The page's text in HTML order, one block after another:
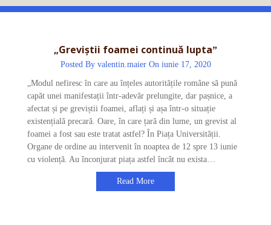
„Greviștii foamei continuă luptaˮ
Posted By valentin.maier On iunie 17, 2020
„Modul nefiresc în care au înțeles autoritățile române să pună
capăt unei manifestații într-adevăr prelungite, dar pașnice, a
afectat și pe greviștii foamei, aflați și așa într-o situație
existențială precară. Oare, în care țară din lume, un grevist al
foamei a fost sau este tratat astfel? În Piața Universității.
Organe de ordine au intervenit în noaptea de 12 spre 13 iunie
cu violență. Au înconjurat piața astfel încât nu exista…
Read More